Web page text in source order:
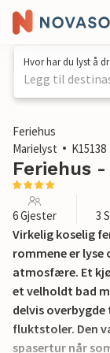
Hvor har du lyst å
Legg til
1 / 13
Feriehus
Marielyst
K15138
Feriehus
6 Gjester 3
Virkelig koselig
rommene er lyse
atmosfære. Et
et velholdt bad
delvis
fluktstoler. Den
spasertur når